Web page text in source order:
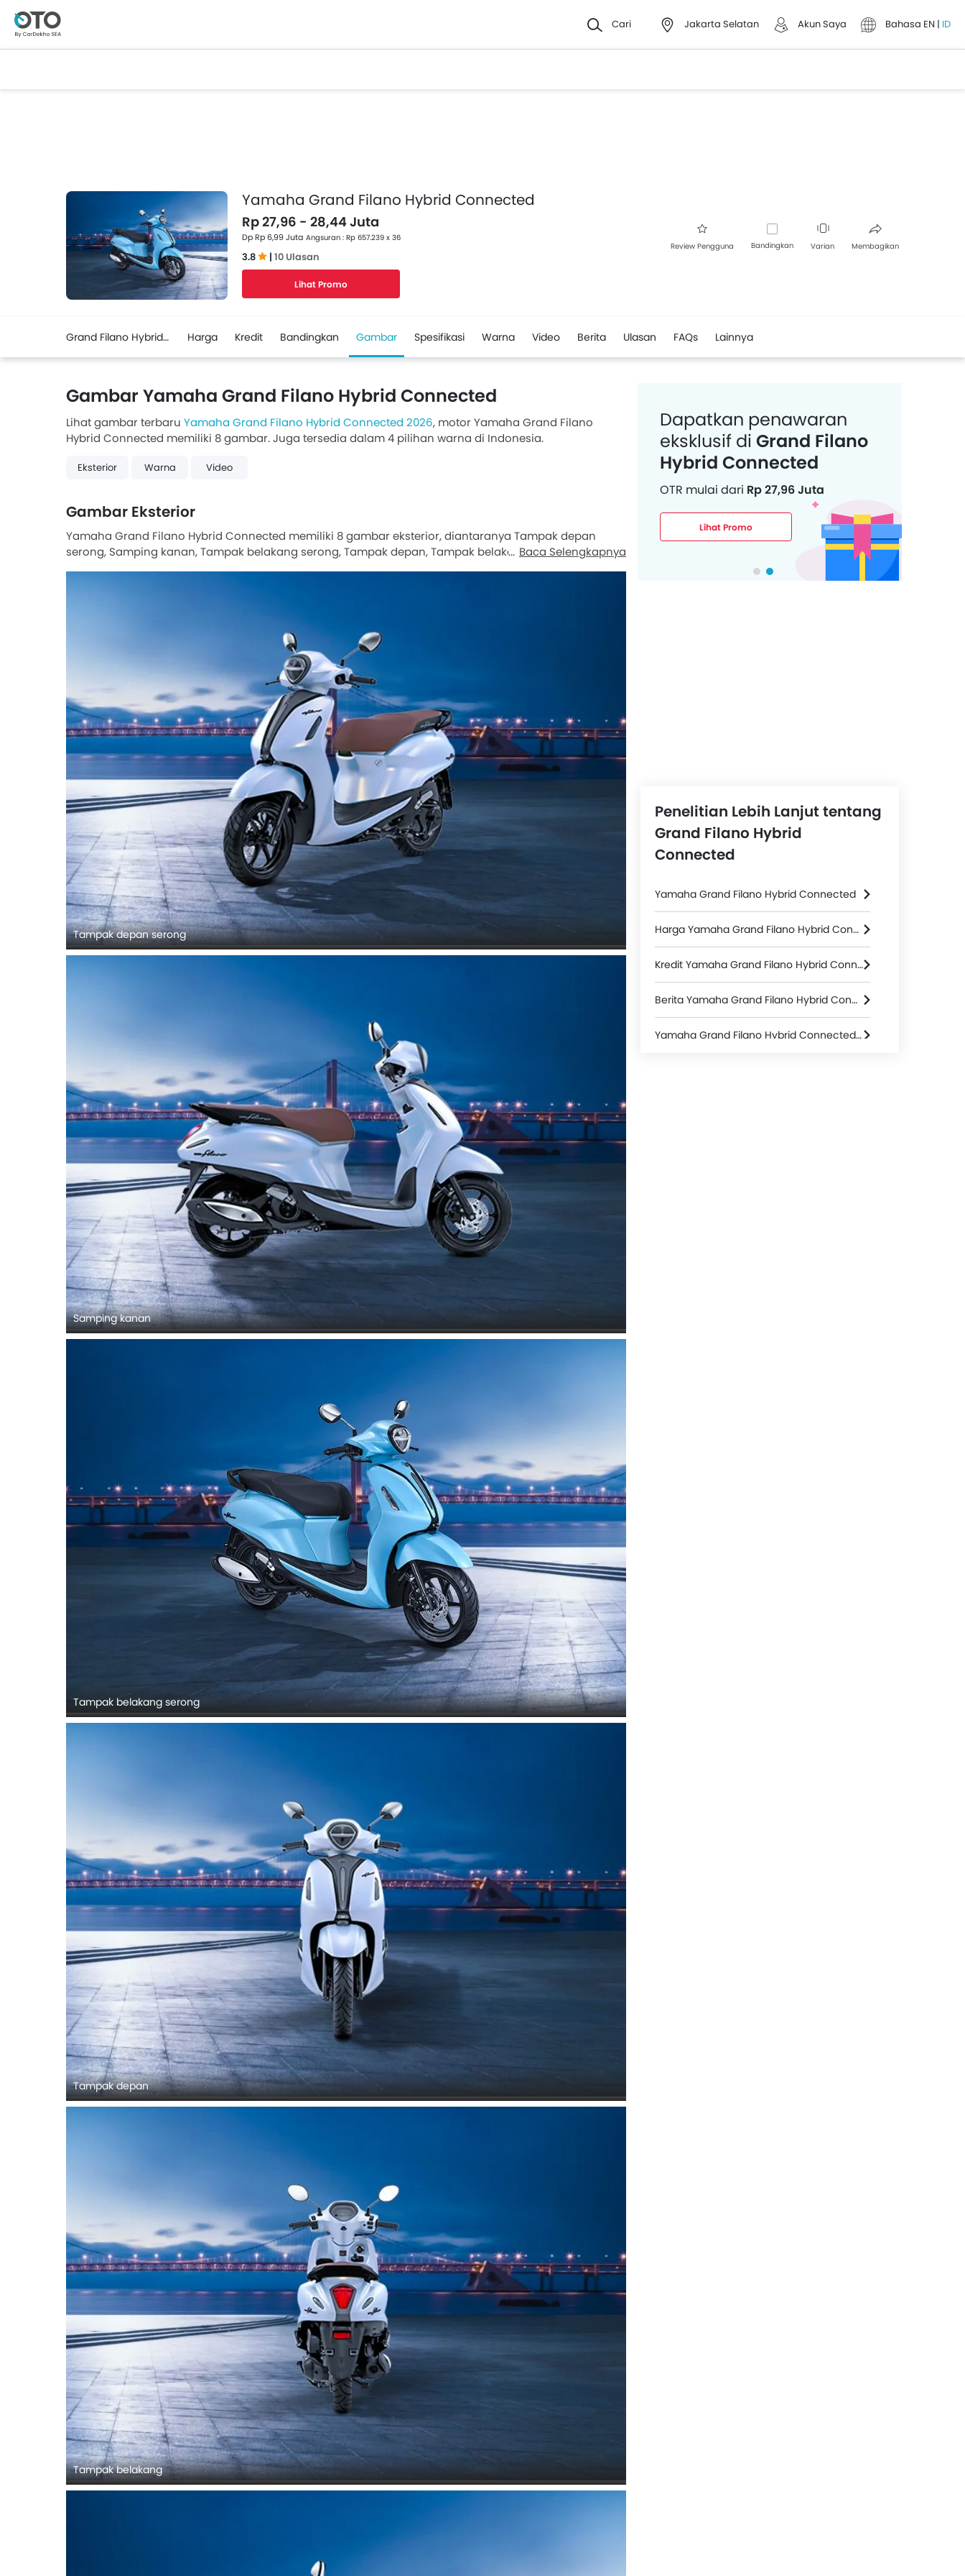
Cari Jakarta Selatan Akun Saya Bahasa EN | ID
Yamaha Grand Filano Hybrid Connected
Rp 27,96 - 28,44 Juta
Dp Rp 6,99 Juta Angsuran : Rp 657.239 x 36
3.8 | 10 Ulasan
Lihat Promo
Review Pengguna Bandingkan Varian Membagikan
Grand Filano Hybrid Connected Harga Kredit Bandingkan Gambar Spesifikasi Warna Video Berita Ulasan FAQs Lainnya
Gambar Yamaha Grand Filano Hybrid Connected
Lihat gambar terbaru Yamaha Grand Filano Hybrid Connected 2026, motor Yamaha Grand Filano
Hybrid Connected memiliki 8 gambar. Juga tersedia dalam 4 pilihan warna di Indonesia.
Eksterior Warna Video
Gambar Eksterior
Yamaha Grand Filano Hybrid Connected memiliki 8 gambar eksterior, diantaranya Tampak depan
serong, Samping kanan, Tampak belakang serong, Tampak depan, Tampak belakang, Samping Kiri,
Baca Selengkapnya
Tampak depan serong
Samping kanan
Tampak belakang serong
Tampak depan
Tampak belakang
Dapatkan penawaran
eksklusif di Grand Filano
Hybrid Connected
OTR mulai dari Rp 27,96 Juta
Lihat Promo
Penelitian Lebih Lanjut tentang
Grand Filano Hybrid
Connected
Yamaha Grand Filano Hybrid Connected
Harga Yamaha Grand Filano Hybrid Connected
Kredit Yamaha Grand Filano Hybrid Connected
Berita Yamaha Grand Filano Hybrid Connected
Yamaha Grand Filano Hybrid Connected Spesifikasi